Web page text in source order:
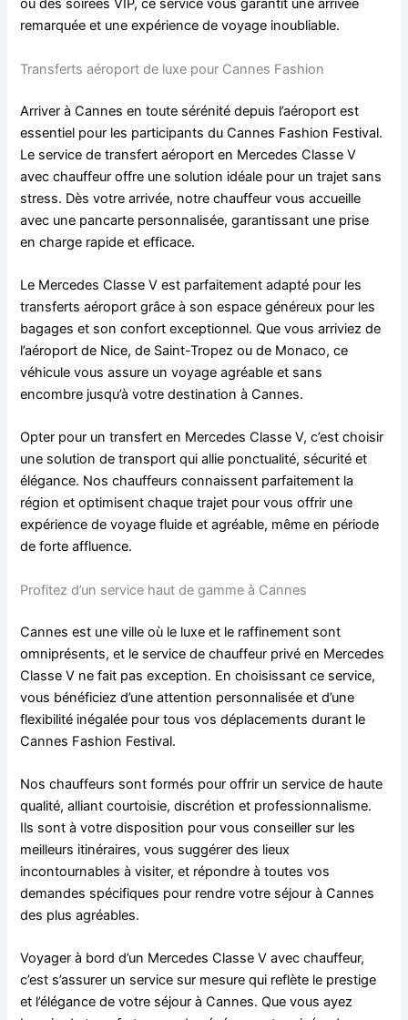
ou des soirées VIP, ce service vous garantit une arrivée
remarquée et une expérience de voyage inoubliable.
Transferts aéroport de luxe pour Cannes Fashion
Arriver à Cannes en toute sérénité depuis l’aéroport est
essentiel pour les participants du Cannes Fashion Festival.
Le service de transfert aéroport en Mercedes Classe V
avec chauffeur offre une solution idéale pour un trajet sans
stress. Dès votre arrivée, notre chauffeur vous accueille
avec une pancarte personnalisée, garantissant une prise
en charge rapide et efficace.
Le Mercedes Classe V est parfaitement adapté pour les
transferts aéroport grâce à son espace généreux pour les
bagages et son confort exceptionnel. Que vous arriviez de
l’aéroport de Nice, de Saint-Tropez ou de Monaco, ce
véhicule vous assure un voyage agréable et sans
encombre jusqu’à votre destination à Cannes.
Opter pour un transfert en Mercedes Classe V, c’est choisir
une solution de transport qui allie ponctualité, sécurité et
élégance. Nos chauffeurs connaissent parfaitement la
région et optimisent chaque trajet pour vous offrir une
expérience de voyage fluide et agréable, même en période
de forte affluence.
Profitez d’un service haut de gamme à Cannes
Cannes est une ville où le luxe et le raffinement sont
omniprésents, et le service de chauffeur privé en Mercedes
Classe V ne fait pas exception. En choisissant ce service,
vous bénéficiez d’une attention personnalisée et d’une
flexibilité inégalée pour tous vos déplacements durant le
Cannes Fashion Festival.
Nos chauffeurs sont formés pour offrir un service de haute
qualité, alliant courtoisie, discrétion et professionnalisme.
Ils sont à votre disposition pour vous conseiller sur les
meilleurs itinéraires, vous suggérer des lieux
incontournables à visiter, et répondre à toutes vos
demandes spécifiques pour rendre votre séjour à Cannes
des plus agréables.
Voyager à bord d’un Mercedes Classe V avec chauffeur,
c’est s’assurer un service sur mesure qui reflète le prestige
et l’élégance de votre séjour à Cannes. Que vous ayez